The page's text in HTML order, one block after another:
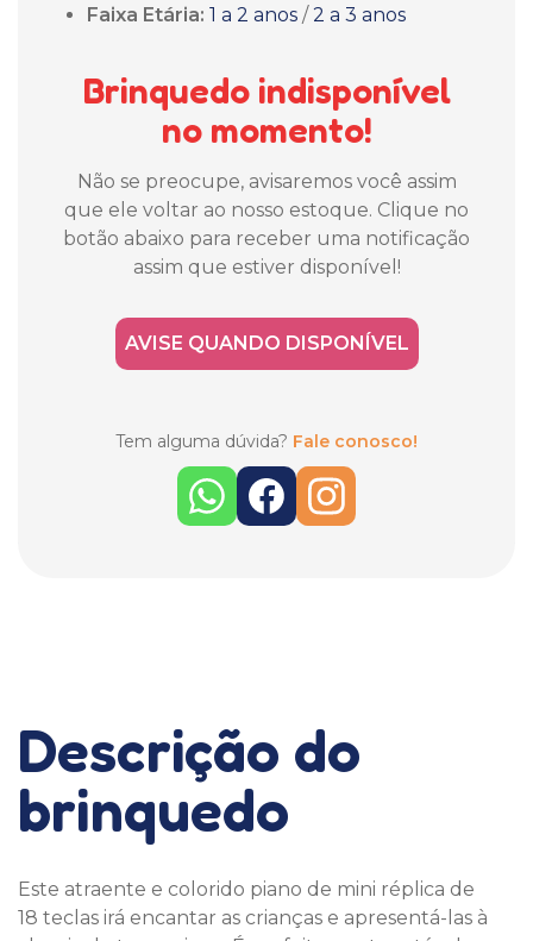
Faixa Etária: 1 a 2 anos / 2 a 3 anos
Brinquedo indisponível
no momento!
Não se preocupe, avisaremos você assim
que ele voltar ao nosso estoque. Clique no
botão abaixo para receber uma notificação
assim que estiver disponível!
AVISE QUANDO DISPONÍVEL
Tem alguma dúvida? Fale conosco!
Descrição do
brinquedo
Este atraente e colorido piano de mini réplica de
18 teclas irá encantar as crianças e apresentá-las à